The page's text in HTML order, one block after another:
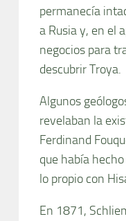
permanecía
a Rusia y, en el
negocios para
descubrir Troya.
Algunos
revelaban la
Ferdinand
que había
lo propio con
En 1871,